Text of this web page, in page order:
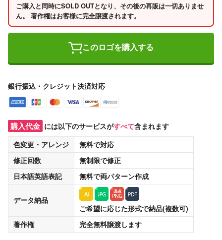
ご購入と同時にSOLD OUTとなり、その後の再販は一切ありませ
ん。 著作権はお客様に完全譲渡されます。
このロゴを購入する
銀行振込・クレジット決済対応
購入代金 には以下のサービスがすべて含まれます
色変更・アレンジ
無料で対応
修正回数
無制限で修正
日本語英語表記
無料で両パターン作成
データ納品
ご希望に応じた形式で納品(複数可)
著作権
完全無料譲渡します